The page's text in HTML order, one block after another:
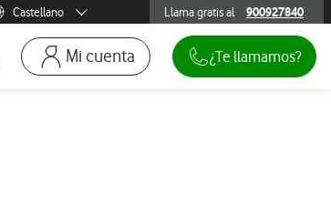
idioma
Castellano
Llama gratis al
900927840 900927840
buscador. Abre en ventana modal
Mi cuenta
Ir a la pagina acceso clientes. Abre en
¿Te llamamos?